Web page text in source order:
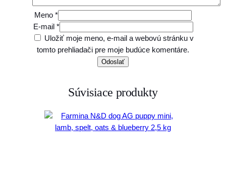
Meno *
E-mail *
Uložiť moje meno, e-mail a webovú stránku v
tomto prehliadači pre moje budúce komentáre.
Súvisiace produkty